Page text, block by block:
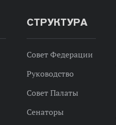
СТРУКТУРА
Совет Федерации
Руководство
Совет Палаты
Сенаторы